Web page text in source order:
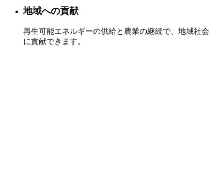
地域への貢献
再生可能エネルギーの供給と農業の継続で、地域社会
に貢献できます。